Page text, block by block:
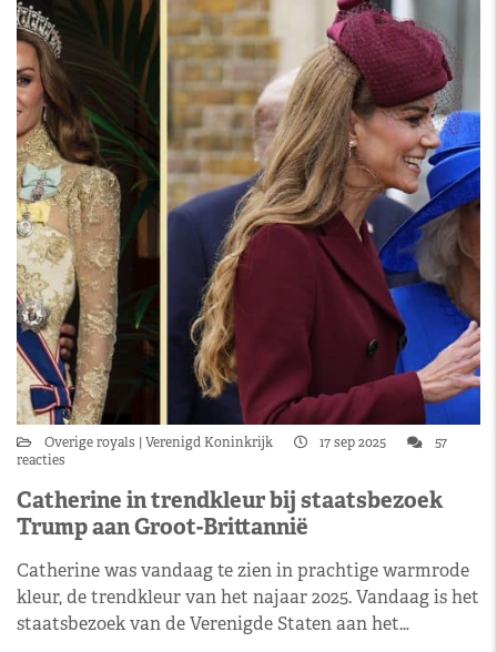
Overige royals Verenigd Koninkrijk 17 sep 2025
57
reacties
Catherine in trendkleur bij staatsbezoek
Trump aan Groot-Brittannië
Catherine was vandaag te zien in prachtige warmrode
kleur, de trendkleur van het najaar 2025. Vandaag is het
staatsbezoek van de Verenigde Staten aan het…